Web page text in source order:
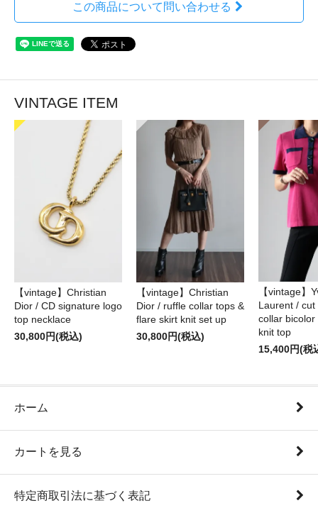
この商品について問い合わせる
VINTAGE ITEM
【vintage】Christian
Dior / CD signature logo
top necklace
30,800円(税込)
【vintage】Christian
Dior / ruffle collar tops &
flare skirt knit set up
30,800円(税込)
【vintage】
Laurent /
collar bicolor
knit top
15,400円(税
ホーム
カートを見る
特定商取引法に基づく表記